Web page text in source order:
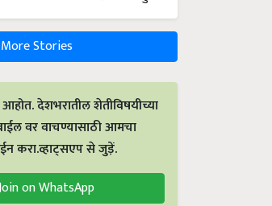
More Stories
देशभरातील शेतीविषयीच्या
वर वाचण्यासाठी आमचा
करा.व्हाट्सएप से जुड़ें.
on WhatsApp